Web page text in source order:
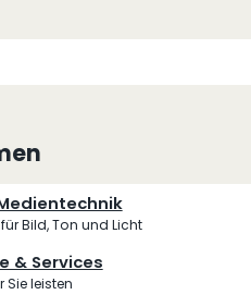
Bild, Ton und Licht
& Services
Sie leisten